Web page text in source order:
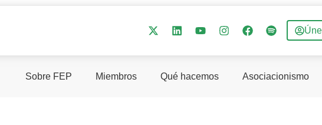
Sobre FEP Miembros Qué hacemos Asociacionismo